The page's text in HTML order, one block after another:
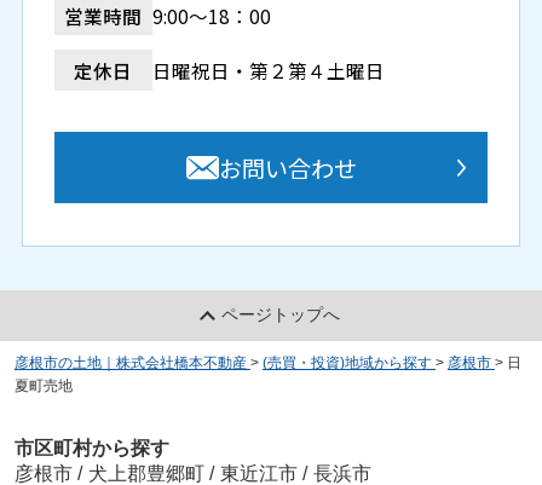
営業時間 9:00～18：00
定休日 日曜祝日・第２第４土曜日
お問い合わせ
ページトップへ
彦根市の土地｜株式会社橋本不動産 > (売買・投資)地域から探す > 彦根市 > 日
夏町売地
市区町村から探す
彦根市 / 犬上郡豊郷町 / 東近江市 / 長浜市